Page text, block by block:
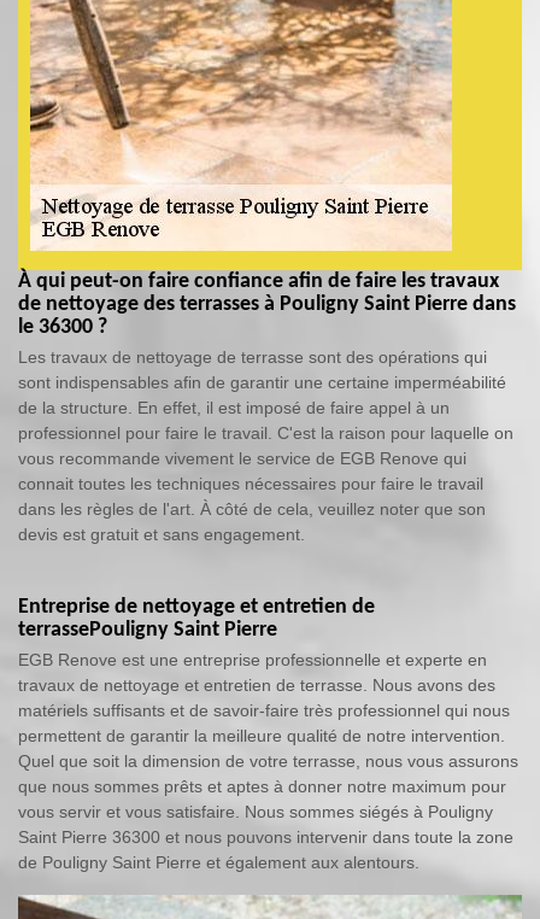
À qui peut-on faire confiance afin de faire les travaux
de nettoyage des terrasses à Pouligny Saint Pierre dans
le 36300 ?
Les travaux de nettoyage de terrasse sont des opérations qui
sont indispensables afin de garantir une certaine imperméabilité
de la structure. En effet, il est imposé de faire appel à un
professionnel pour faire le travail. C'est la raison pour laquelle on
vous recommande vivement le service de EGB Renove qui
connait toutes les techniques nécessaires pour faire le travail
dans les règles de l'art. À côté de cela, veuillez noter que son
devis est gratuit et sans engagement.
Entreprise de nettoyage et entretien de
terrassePouligny Saint Pierre
EGB Renove est une entreprise professionnelle et experte en
travaux de nettoyage et entretien de terrasse. Nous avons des
matériels suffisants et de savoir-faire très professionnel qui nous
permettent de garantir la meilleure qualité de notre intervention.
Quel que soit la dimension de votre terrasse, nous vous assurons
que nous sommes prêts et aptes à donner notre maximum pour
vous servir et vous satisfaire. Nous sommes siégés à Pouligny
Saint Pierre 36300 et nous pouvons intervenir dans toute la zone
de Pouligny Saint Pierre et également aux alentours.